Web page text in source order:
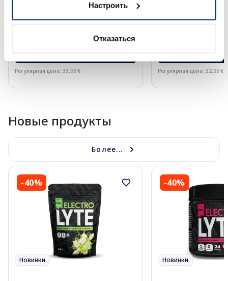
Настроить
Отказаться
Регулярная цена: 33.99 € Регулярная цена: 32.99 €
Новые продукты
Более...
-40%
Новинки
-40%
Новинки